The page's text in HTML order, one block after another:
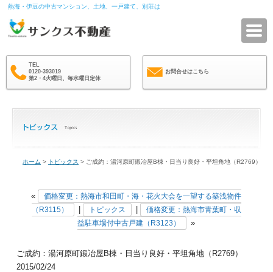
熱海・伊豆の中古マンション、土地、一戸建て、別荘は
TEL
0120-393019
第2・4火曜日、毎水曜日定休
お問合せはこちら
ホーム > トピックス > ご成約：湯河原町鍛冶屋B棟・日当り良好・平坦角地（R2769）
«
価格変更：熱海市和田町・海・花火大会を一望する築浅物件
（R3115）
トピックス
価格変更：熱海市青葉町・収
益駐車場付中古戸建（R3123）
»
ご成約：湯河原町鍛冶屋B棟・日当り良好・平坦角地（R2769）
2015/02/24